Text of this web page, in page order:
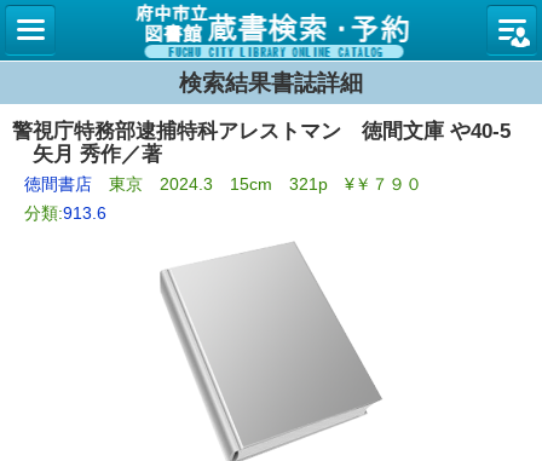
図書館
検索結果書誌詳細
警視庁特務部逮捕特科アレストマン 徳間文庫 や40-5
矢月 秀作／著
徳間書店 東京 2024.3 15cm 321p ¥￥７９０
分類:913.6